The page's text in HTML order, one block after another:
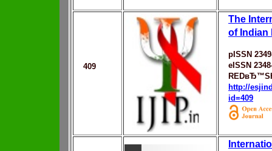
409
The
of Indian
pISSN
eISSN
http://
id=409